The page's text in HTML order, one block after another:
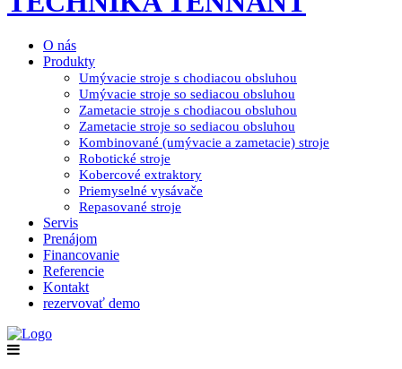
O nás
Produkty
Umývacie stroje s chodiacou obsluhou
Umývacie stroje so sediacou obsluhou
Zametacie stroje s chodiacou obsluhou
Zametacie stroje so sediacou obsluhou
Kombinované (umývacie a zametacie) stroje
Robotické stroje
Kobercové extraktory
Priemyselné vysávače
Repasované stroje
Servis
Prenájom
Financovanie
Referencie
Kontakt
rezervovať demo